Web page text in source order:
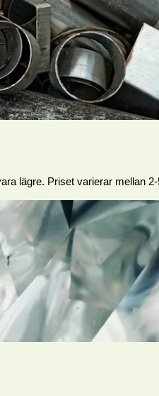
lägre. Priset varierar mellan